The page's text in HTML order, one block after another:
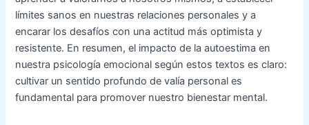
límites sanos en nuestras relaciones personales y a
encarar los desafíos con una actitud más optimista y
resistente. En resumen, el impacto de la autoestima en
nuestra psicología emocional según estos textos es claro:
cultivar un sentido profundo de valía personal es
fundamental para promover nuestro bienestar mental.